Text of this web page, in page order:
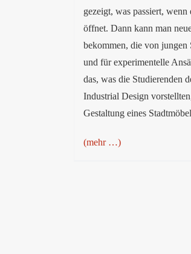
gezeigt, was passiert, wenn
öffnet. Dann kann man
bekommen, die von jungen
und für experimentelle
das, was die Studierenden
Industrial Design
Gestaltung eines
(mehr …)